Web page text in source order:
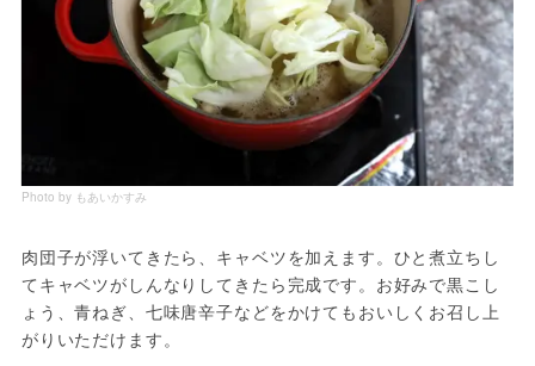
Photo by もあいかすみ
肉団子が浮いてきたら、キャベツを加えます。ひと煮立ちし
てキャベツがしんなりしてきたら完成です。お好みで黒こし
ょう、青ねぎ、七味唐辛子などをかけてもおいしくお召し上
がりいただけます。